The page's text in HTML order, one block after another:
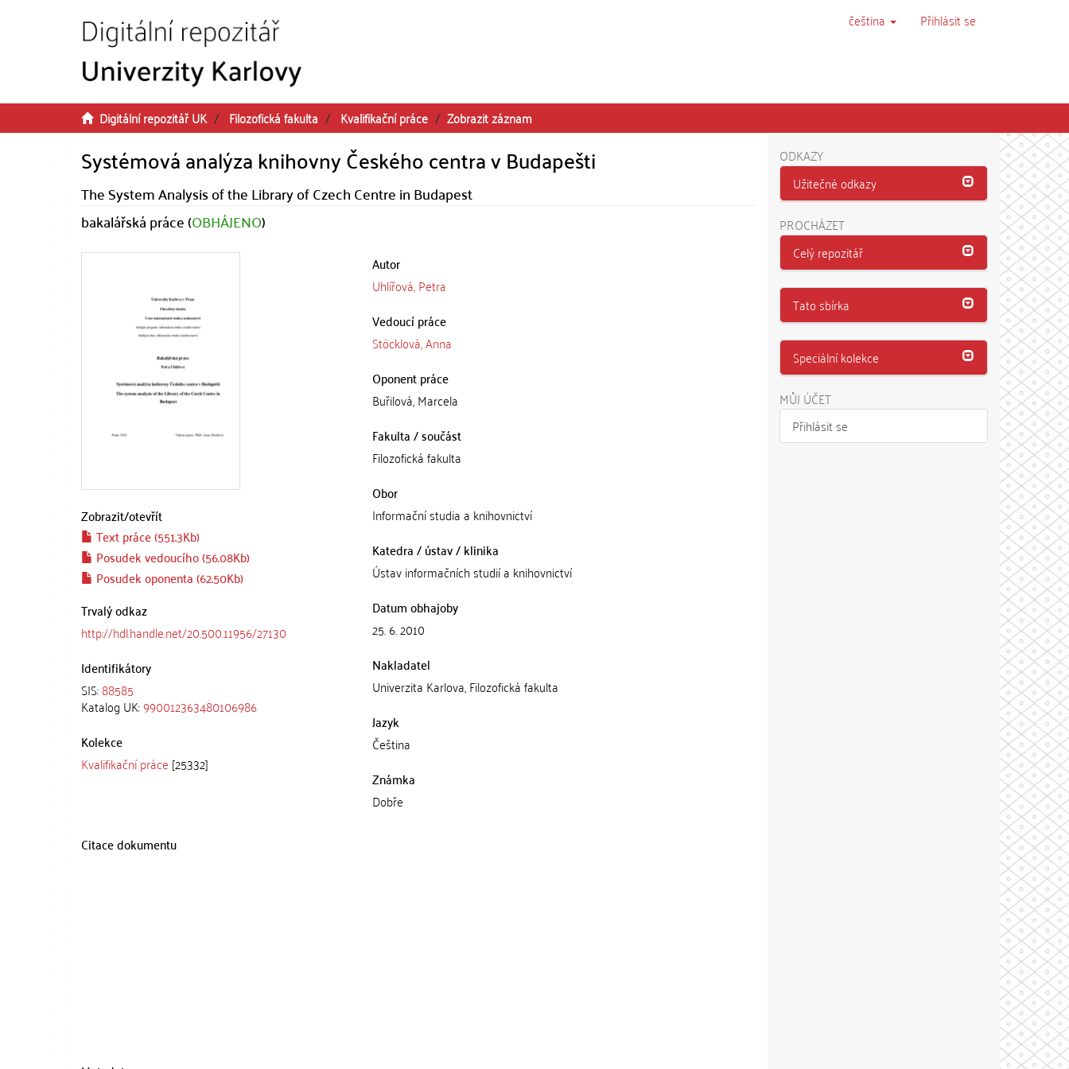
čeština Přihlásit se
Digitální repozitář UK Filozofická fakulta Kvalifikační práce Zobrazit záznam
Systémová analýza knihovny Českého centra v Budapešti
The System Analysis of the Library of Czech Centre in Budapest
bakalářská práce (OBHÁJENO)
Zobrazit/otevřít
Text práce (551.3Kb)
Posudek vedoucího (56.08Kb)
Posudek oponenta (62.50Kb)
Trvalý odkaz
http://hdl.handle.net/20.500.11956/27130
Identifikátory
SIS:88585
Katalog UK:990012363480106986
Kolekce
Kvalifikační práce [25332]
Autor
Uhlířová, Petra
Vedoucí práce
Stöcklová, Anna
Oponent práce
Buřilová, Marcela
Fakulta / součást
Filozofická fakulta
Obor
Informační studia a knihovnictví
Katedra / ústav / klinika
Ústav informačních studií a knihovnictví
Datum obhajoby
25. 6. 2010
Nakladatel
Univerzita Karlova, Filozofická fakulta
Jazyk
Čeština
Známka
Dobře
Citace dokumentu
ODKAZY
Užitečné odkazy
PROCHÁZET
Celý repozitář
Tato sbírka
Speciální kolekce
MŮJ ÚČET
Přihlásit se